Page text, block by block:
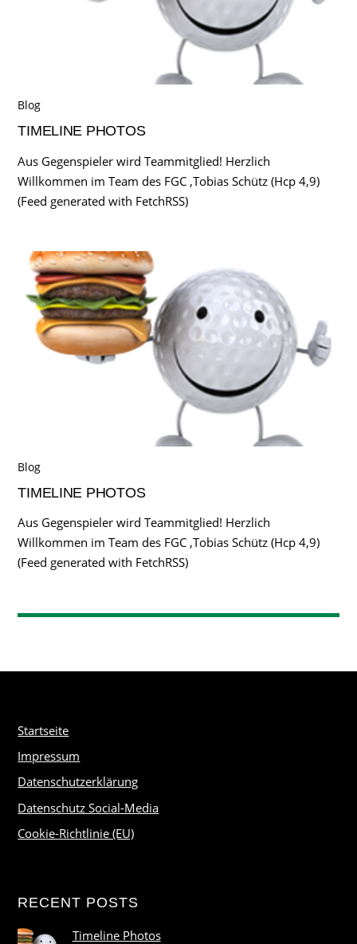
Blog
TIMELINE PHOTOS
Aus Gegenspieler wird Teammitglied! Herzlich
Willkommen im Team des FGC ,Tobias Schütz (Hcp 4,9)
(Feed generated with FetchRSS)
Blog
TIMELINE PHOTOS
Aus Gegenspieler wird Teammitglied! Herzlich
Willkommen im Team des FGC ,Tobias Schütz (Hcp 4,9)
(Feed generated with FetchRSS)
Startseite
Impressum
Datenschutzerklärung
Datenschutz Social-Media
Cookie-Richtlinie (EU)
RECENT POSTS
Timeline Photos